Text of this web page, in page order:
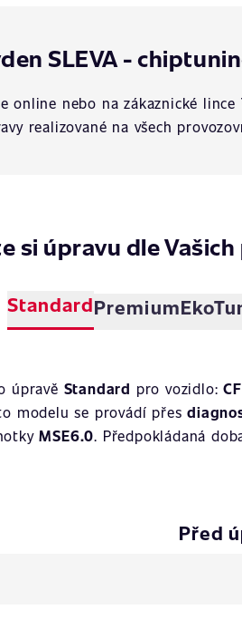
SLEVA -
online nebo na zákaznické lince
realizované na všech
si úpravu dle
StandardPremium
úpravě Standard pro vozidlo:
modelu se provádí přes
MSE6.0. Předpokládaná
Před